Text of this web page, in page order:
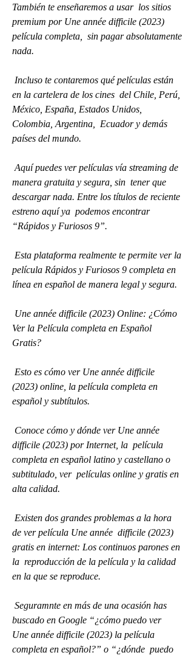
También te enseñaremos a usar  los sitios
premium por Une année difficile (2023)
película completa,  sin pagar absolutamente
nada.
en la cartelera de los cines  del Chile, Perú,
México, España, Estados Unidos,
Colombia, Argentina,  Ecuador y demás
países del mundo.
manera gratuita y segura, sin  tener que
descargar nada. Entre los títulos de reciente
estreno aquí ya  podemos encontrar
“Rápidos y Furiosos 9”.
película Rápidos y Furiosos 9 completa en
línea en español de manera legal y segura.
Ver la Película completa en Español
Gratis?
(2023) online, la película completa en
español y subtítulos.
difficile (2023) por Internet, la  película
completa en español latino y castellano o
subtitulado, ver  películas online y gratis en
alta calidad.
de ver película Une année  difficile (2023)
gratis en internet: Los continuos parones en
la  reproducción de la película y la calidad
en la que se reproduce.
buscado en Google “¿cómo puedo ver
Une année difficile (2023) la película
completa en español?” o “¿dónde  puedo